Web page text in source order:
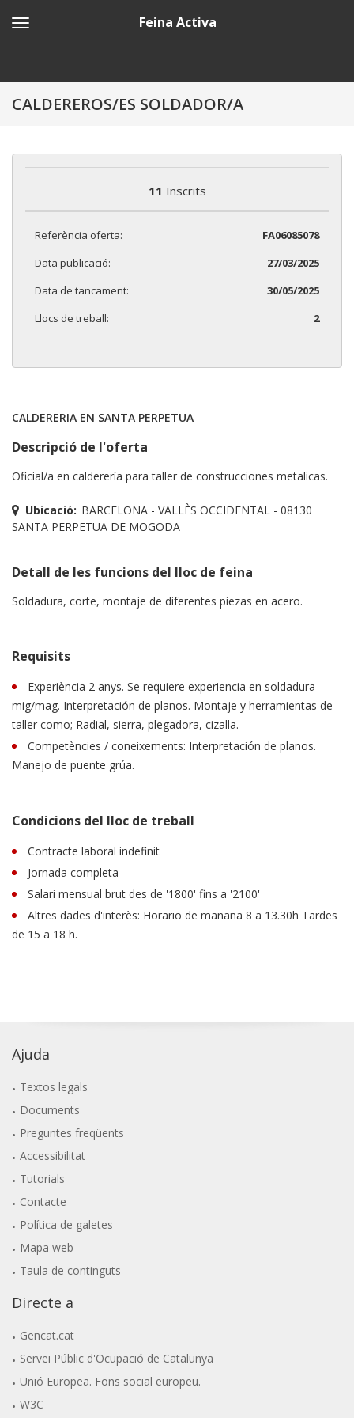
Feina Activa
CALDEREROS/ES SOLDADOR/A
11 Inscrits
Referència oferta:
FA06085078
Data publicació:
27/03/2025
Data de tancament:
30/05/2025
Llocs de treball:
2
CALDERERIA EN SANTA PERPETUA
Descripció de l'oferta
Oficial/a en calderería para taller de construcciones metalicas.
Ubicació: BARCELONA - VALLÈS OCCIDENTAL - 08130
SANTA PERPETUA DE MOGODA
Detall de les funcions del lloc de feina
Soldadura, corte, montaje de diferentes piezas en acero.
Requisits
Experiència 2 anys. Se requiere experiencia en soldadura
mig/mag. Interpretación de planos. Montaje y herramientas de
taller como; Radial, sierra, plegadora, cizalla.
Competències / coneixements: Interpretación de planos.
Manejo de puente grúa.
Condicions del lloc de treball
Contracte laboral indefinit
Jornada completa
Salari mensual brut des de '1800' fins a '2100'
Altres dades d'interès: Horario de mañana 8 a 13.30h Tardes
de 15 a 18 h.
Ajuda
Textos legals
Documents
Preguntes freqüents
Accessibilitat
Tutorials
Contacte
Política de galetes
Mapa web
Taula de continguts
Directe a
Gencat.cat
Servei Públic d'Ocupació de Catalunya
Unió Europea. Fons social europeu.
W3C